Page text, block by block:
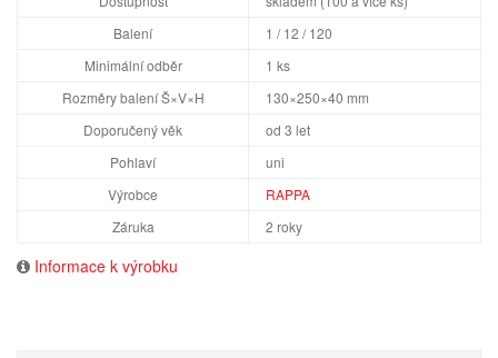
Balení
1 / 12 / 120
Minimální odběr
1 ks
Rozměry balení Š×V×H
130×250×40 mm
Doporučený věk
od 3 let
Pohlaví
uni
Výrobce
RAPPA
Záruka
2 roky
Informace k výrobku